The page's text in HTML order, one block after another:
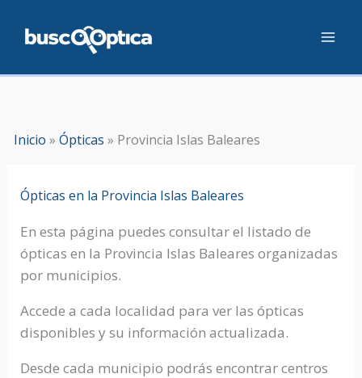
Inicio »Ópticas » Provincia Islas Baleares
Ópticas en la Provincia Islas Baleares
En esta página puedes consultar el listado de
ópticas en la Provincia Islas Baleares organizadas
por municipios.
Accede a cada localidad para ver las ópticas
disponibles y su información actualizada.
Desde cada municipio podrás encontrar centros